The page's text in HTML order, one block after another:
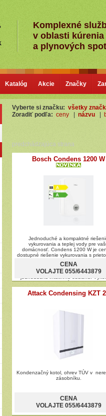
Komplexné
v oblasti kúrenia
a plynových
Katalóg Akcie Značky
Vyberte si značku: všetky
Zoradiť podľa: ceny názvu
predchádzajúca strana
Bosch Condens 1200 W
Jednoduché a kompaktné
vykurovania a teplej vody pre
domácnosť. Condens 1200 W je
dostupné riešenie vykurovania s
navrhnutý tak, aby sa zmestil aj
obmedzených priestorov a
varianty: 24 kW Vhodný pre: Byt,
Vhodné pre novostavbu aj
Inštalácia na stenu
CENA
VOLAJTE 055/6443879
Attack Condensing KZT
Kondenzačný kotol, ohrev TÚV v
zásobníku.
CENA
VOLAJTE 055/6443879